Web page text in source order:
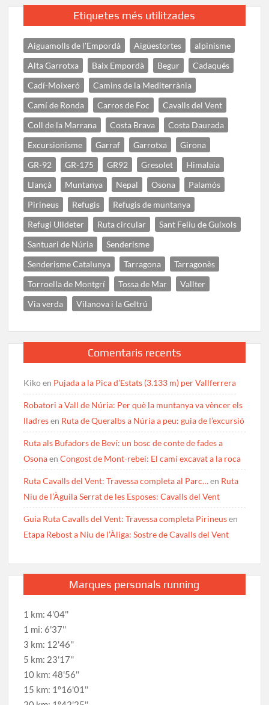
Etiquetes més utilitzades
Aiguamolls de l'Empordà Aigüestortes
alpinisme
Alta Garrotxa
Baix Empordà Begur
Cadaqués
Cadí-Moixeró
Camins de la Mediterrània
Camí de Ronda
Carros de Foc
Cavalls del Vent
Coll de la Marrana
Costa Brava
Costa Daurada
Excursionisme
Garraf Garrotxa
Girona
GR-92
GR-175 GR92 Gresolet
Himalaia
Llançà
Muntanya Nepal Osona
Palamós
Pirineus
Refugis
Refugis de muntanya
Refugi Ulldeter
Ruta circular
Sant Feliu de Guíxols
Santuari de Núria
Senderisme
Senderisme Catalunya
Tarragona
Tarragonès
Torroella de Montgrí
Tossa de Mar
Vallter
Via verda
Vilanova i la Geltrú
Comentaris recents
Kikoen Pujada a la Pica d’Estats (3.133 m) per Vallferrera
Robatori a Vall de Núria: Per què la muntanya va vèncer els
lladresen Ruta de Queralbs a Núria a peu: guia de l’excursió
Ruta als Bufadors de Beví: un bosc de conte de fades a
OsonaenCongost de Mont-rebei: El camí excavat a la roca
Ruta Cavalls del Vent: Travessa completa al Parc…en Ruta
Niu de l’Àguila Serrat de les Esposes: Cavalls del Vent
Guia Ruta Cavalls del Vent: Travessa completa Pirineusen
Etapa Rebost a Niu de l’Àliga: Sostre de Cavalls del Vent
Marques personals running
1 km: 4'04''
1 mi: 6'37''
3 km: 12'46''
5 km: 23'17''
10 km: 48'56''
15 km: 1º16'01''